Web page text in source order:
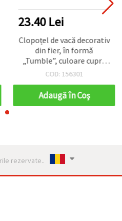
23.40 Lei
Clopoțel de vacă decorativ
din fier, în formă
„Tumble”, culoare cupru
antichizat / 47x48x34
COD: 156301
Adaugă în Coş
rezervate..